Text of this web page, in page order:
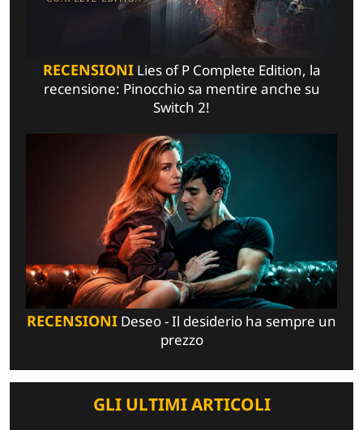
RECENSIONILies of P Complete Edition, la
recensione: Pinocchio sa mentire anche su
Switch 2!
RECENSIONI Deseo - Il desiderio ha sempre un
prezzo
GLI ULTIMI ARTICOLI